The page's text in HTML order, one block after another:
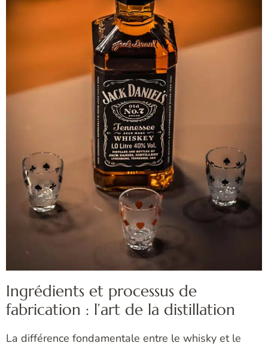
Ingrédients et processus de
fabrication : l’art de la distillation
La différence fondamentale entre le whisky et le